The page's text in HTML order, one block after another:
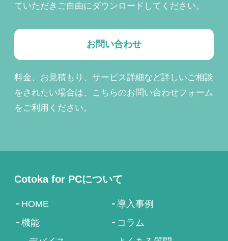
ていただきご自由にダウンロードしてください。
お問い合わせ
料金、お見積もり、サービス詳細など詳しいご相談
をされたい場合は、こちらのお問い合わせフォーム
をご利用ください。
Cotoka for PCについて
HOME
機能
導入事例
コラム